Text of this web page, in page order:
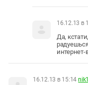
16.12.13 в
Да,
интернет-
16.12.13 в 15:14